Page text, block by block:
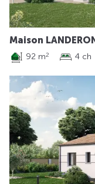
Maison
92 m2 4 ch